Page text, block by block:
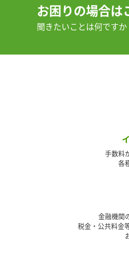
お困りの場合は
聞きたいことは何ですか
手数料
各
金融機関
税金・公共料金